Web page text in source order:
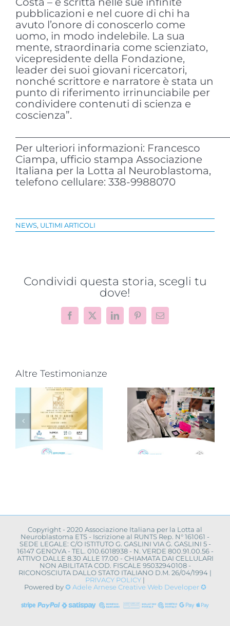
pubblicazioni e nel cuore di chi ha
avuto l’onore di conoscerlo come
uomo, in modo indelebile. La sua
mente, straordinaria come scienziato,
vicepresidente della Fondazione,
leader dei suoi giovani ricercatori,
nonché scrittore e narratore è stata un
punto di riferimento irrinunciabile per
condividere contenuti di scienza e
coscienza”.
Per ulteriori informazioni: Francesco
Ciampa, ufficio stampa Associazione
Italiana per la Lotta al Neuroblastoma,
telefono cellulare: 338-9988070
NEWS, ULTIMI ARTICOLI
Condividi questa storia, scegli tu
dove!
Facebook
X LinkedInPinterestEmail
Altre Testimonianze
Progetto
“VAMOLAA,
in campo
anche
l’Università
La Sapienza
Novità dalla
ricerca
scientifica:
convegno a
Napoli
Copyright - 2020 Associazione Italiana per la Lotta al
Neuroblastoma ETS - Iscrizione al RUNTS Rep. N° 161061 -
SEDE LEGALE: C/O ISTITUTO G. GASLINI VIA G. GASLINI 5 -
16147 GENOVA - TEL. 010.6018938 - N. VERDE 800.91.00.56 -
ATTIVO DALLE 8.30 ALLE 17.00 - CHIAMATA DAI CELLULARI
NON ABILITATA COD. FISCALE 95032940108 -
RICONOSCIUTA DALLO STATO ITALIANO D.M. 26/04/1994 |
PRIVACY POLICY |
Powered by✪ Adele Arnese Creative Web Developer ✪